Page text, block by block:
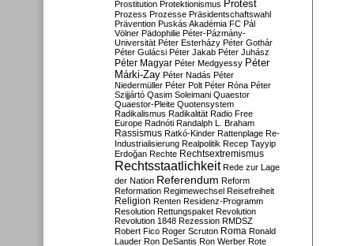
Prostitution Protektionismus Protest
Prozess Prozesse Präsidentschaftswahl
Prävention Puskás Akadémia FC Pál
Völner Pädophilie Péter-Pázmány-
Universität Péter Esterházy Péter Gothár
Péter Gulácsi Péter Jakab Péter Juhász
Péter Magyar Péter Medgyessy Péter
Márki-Zay Péter Nadás Péter
Niedermüller Péter Polt Péter Róna Péter
Szijjártó Qasim Soleimani Quaestor
Quaestor-Pleite Quotensystem
Radikalismus Radikalität Radio Free
Europe Radnóti Randalph L. Braham
Rassismus Ratkó-Kinder Rattenplage Re-
Industrialisierung Realpolitik Recep Tayyip
Erdoğan Rechte Rechtsextremismus
Rechtsstaatlichkeit Rede zur Lage
der Nation Referendum Reform
Reformation Regimewechsel Reisefreiheit
Religion Renten Residenz-Programm
Resolution Rettungspaket Revolution
Revolution 1848 Rezession RMDSZ
Robert Fico Roger Scruton Roma Ronald
Lauder Ron DeSantis Ron Werber Rote